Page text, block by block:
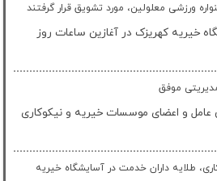
ورزشی معلولین، مورد تشویق قرار گرفتند
خیریه کهریزک در آغازین ساعات روز
موفق
و اعضای موسسات خیریه و نیکوکاری
طلایه داران خدمت در آسایشگاه خیریه